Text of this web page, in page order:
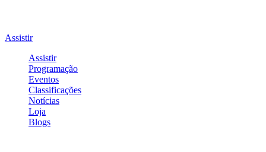
Assistir
Assistir
Programação
Eventos
Classificações
Notícias
Loja
Blogs